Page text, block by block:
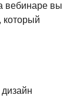
вебинаре вы
который